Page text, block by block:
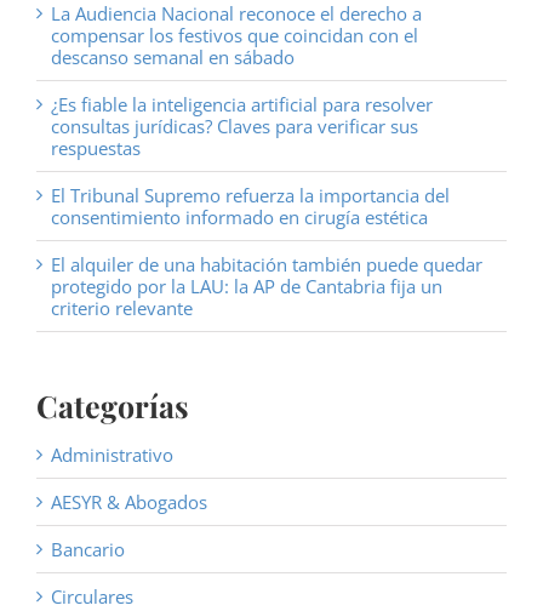
La Audiencia Nacional reconoce el derecho a
compensar los festivos que coincidan con el
descanso semanal en sábado
¿Es fiable la inteligencia artificial para resolver
consultas jurídicas? Claves para verificar sus
respuestas
El Tribunal Supremo refuerza la importancia del
consentimiento informado en cirugía estética
El alquiler de una habitación también puede quedar
protegido por la LAU: la AP de Cantabria fija un
criterio relevante
Categorías
Administrativo
AESYR & Abogados
Bancario
Circulares